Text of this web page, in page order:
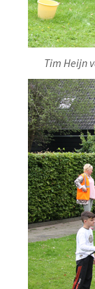
Tim Heijn vangt